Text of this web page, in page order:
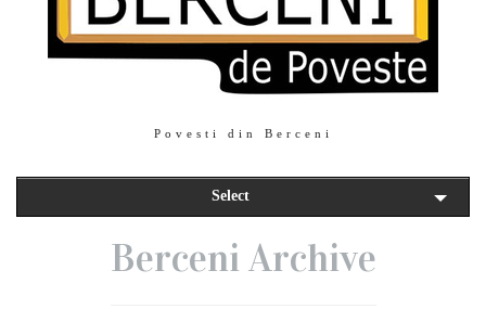
Povesti din Berceni
Select
Berceni Archive